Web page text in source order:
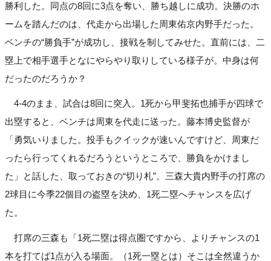
勝利した。同点の8回に3点を奪い、勝ち越しに成功。決勝のホ
ームを踏んだのは、代走から出場した周東佑京内野手だった。
ベンチの“勝負手”が成功し、接戦を制してみせた。直前には、二
塁上で相手選手となにやらやり取りしている様子が。中身は何
だったのだろうか？
4-4のまま、試合は8回に突入。1死から甲斐拓也捕手が四球で
出塁すると、ベンチは周東を代走に送った。藤本博史監督が
「勇気いりました。投手もクイックが速いんですけど、周東だ
ったら行ってくれるだろうというところで、勝負をかけまし
た」と話した、取っておきの“切り札”。三森大貴内野手の打席の
2球目に今季22個目の盗塁を決め、1死二塁へチャンスを広げ
た。
打席の三森も「1死二塁は得点圏ですから、よりチャンスの1
本を打てば1点が入る場面。（1死一塁とは）そこは全然違うか